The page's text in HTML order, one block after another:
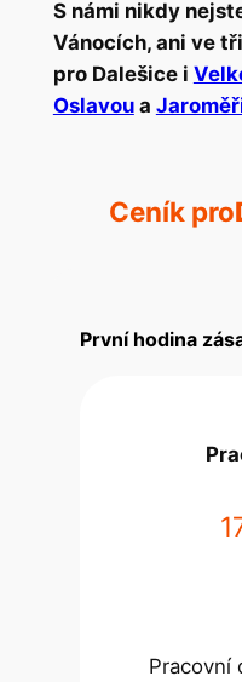
S námi nikdy
Vánocích, ani ve
pro Dalešice i
Oslavoua
Ceník pro
První hodina
Pracovní